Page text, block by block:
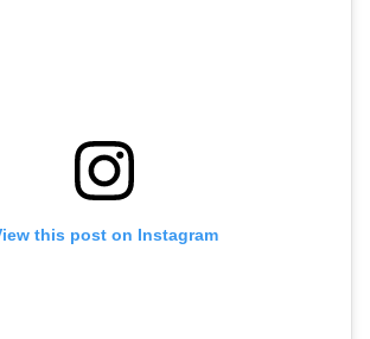
this post on Instagram